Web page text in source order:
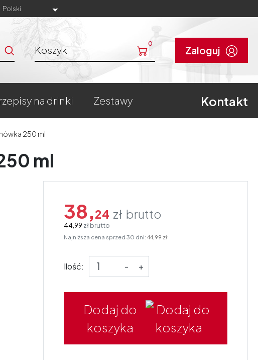
Polski
Koszyk 0
Zaloguj
przepisy na drinki zestawy Kontakt
250 ml
ml
38,24 zł brutto
44,99złbrutto
Najniższa cena sprzed 30 dni: 44,99 zł
Ilość: - +
Dodaj do
koszyka